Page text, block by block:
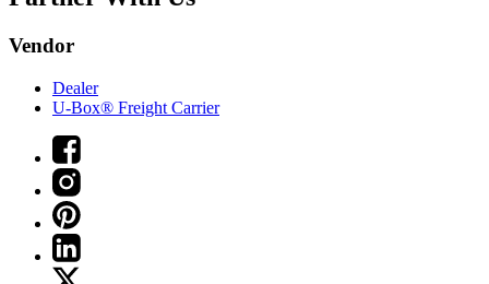
Vendor
Dealer
U-Box® Freight Carrier